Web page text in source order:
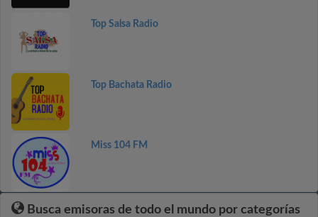
Top Salsa Radio
Top Bachata Radio
Miss 104 FM
Busca emisoras de todo el mundo por categorías